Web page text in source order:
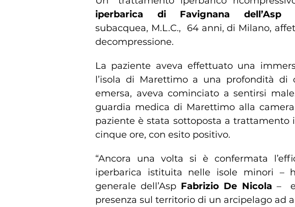
iperbarica di Favignana dell’Asp
subacquea, M.L.C., 64 anni, di Milano,
decompressione.
La paziente aveva effettuato una
l’isola di Marettimo a una profondità
emersa, aveva cominciato a sentirsi
guardia medica di Marettimo alla
paziente è stata sottoposta a trattamento
cinque ore, con esito positivo.
“Ancora una volta si è confermata
iperbarica istituita nelle isole minori –
generale dell’Asp Fabrizio De Nicola – e
presenza sul territorio di un arcipelago ad